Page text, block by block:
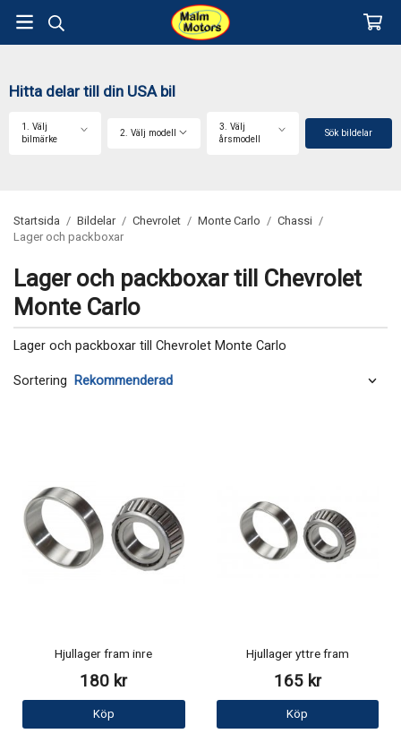
Hitta delar till din USA bil
1. Välj
bilmärke
2. Välj modell
3. Välj
årsmodell
Sök bildelar
Startsida / Bildelar / Chevrolet / Monte Carlo / Chassi /
Lager och packboxar
Lager och packboxar till Chevrolet
Monte Carlo
Lager och packboxar till Chevrolet Monte Carlo
Sortering
Hjullager fram inre
180 kr
Köp
Hjullager yttre fram
165 kr
Köp